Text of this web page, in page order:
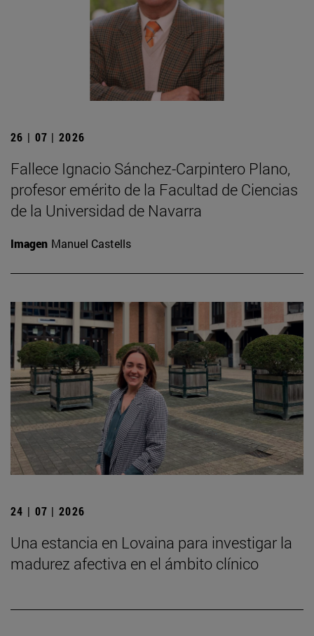
26 | 07 | 2026
Fallece Ignacio Sánchez-Carpintero Plano,
profesor emérito de la Facultad de Ciencias
de la Universidad de Navarra
Imagen Manuel Castells
24 | 07 | 2026
Una estancia en Lovaina para investigar la
madurez afectiva en el ámbito clínico